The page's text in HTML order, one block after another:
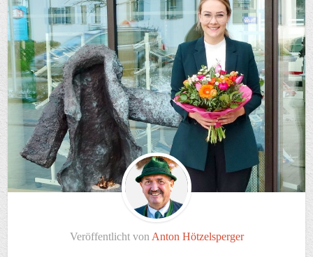
Veröffentlicht von Anton Hötzelsperger